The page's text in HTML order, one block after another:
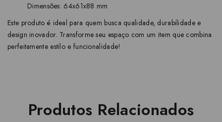
Dimensões: 64x61x88 mm
Este produto é ideal para quem busca qualidade, durabilidade e
design inovador. Transforme seu espaço com um item que combina
perfeitamente estilo e funcionalidade!
Produtos Relacionados